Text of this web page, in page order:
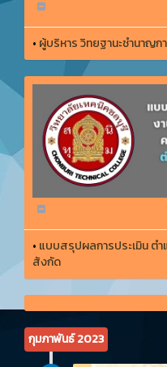
• ผู้บริหาร วิทยฐานะชำนาญก
• แบบสรุปผลการประเมิน ต
สังกัด
กุมภาพันธ์ 2023